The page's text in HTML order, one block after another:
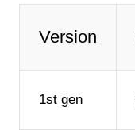
Version
1st gen